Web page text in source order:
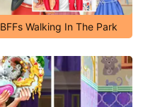
BFFs Walking In The Park